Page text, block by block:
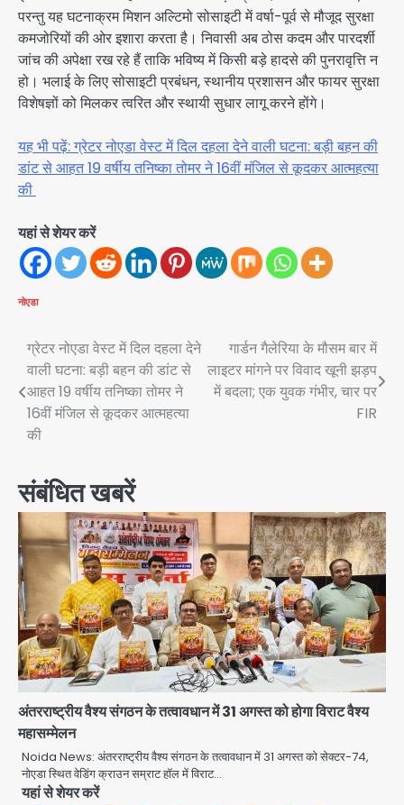
परन्तु यह घटनाक्रम मिशन अल्टिमो सोसाइटी में वर्षा-पूर्व से मौजूद सुरक्षा
कमजोरियों की ओर इशारा करता है। निवासी अब ठोस कदम और पारदर्शी
जांच की अपेक्षा रख रहे हैं ताकि भविष्य में किसी बड़े हादसे की पुनरावृत्ति न
हो। भलाई के लिए सोसाइटी प्रबंधन, स्थानीय प्रशासन और फायर सुरक्षा
विशेषज्ञों को मिलकर त्वरित और स्थायी सुधार लागू करने होंगे।
यह भी पढ़ें: ग्रेटर नोएडा वेस्ट में दिल दहला देने वाली घटना: बड़ी बहन की
डांट से आहत 19 वर्षीय तनिष्का तोमर ने 16वीं मंजिल से कूदकर आत्महत्या
की
यहां से शेयर करें
नोएडा
Post
navigation
ग्रेटर नोएडा वेस्ट में दिल दहला देने
वाली घटना: बड़ी बहन की डांट से
आहत 19 वर्षीय तनिष्का तोमर ने
16वीं मंजिल से कूदकर आत्महत्या
की
गार्डन गैलेरिया के मौसम बार में
लाइटर मांगने पर विवाद खूनी झड़प
में बदला; एक युवक गंभीर, चार पर
FIR
संबंधित खबरें
अंतरराष्ट्रीय वैश्य संगठन के तत्वावधान में 31 अगस्त को होगा विराट वैश्य
महासम्मेलन
Noida News: अंतरराष्ट्रीय वैश्य संगठन के तत्वावधान में 31 अगस्त को सेक्टर-74,
नोएडा स्थित वेडिंग क्राउन सम्राट हॉल में विराट…
यहां से शेयर करें